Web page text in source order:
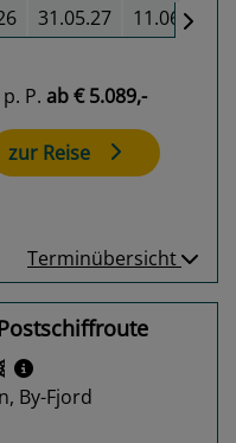
31.05.27 11.06.27
p. P. ab€ 5.089,-
zur Reise
Terminübersicht
By-Fjord